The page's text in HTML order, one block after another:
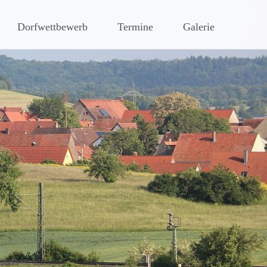
Steigerwaldes
Dorfwettbewerb Termine Galerie